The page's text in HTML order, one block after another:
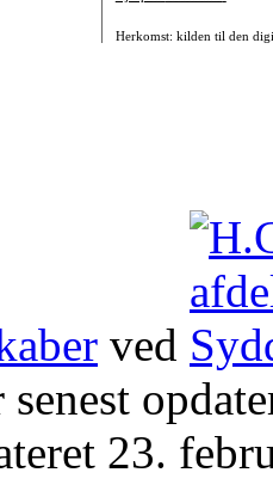
Herkomst: kilden til den
ved
senest
23.